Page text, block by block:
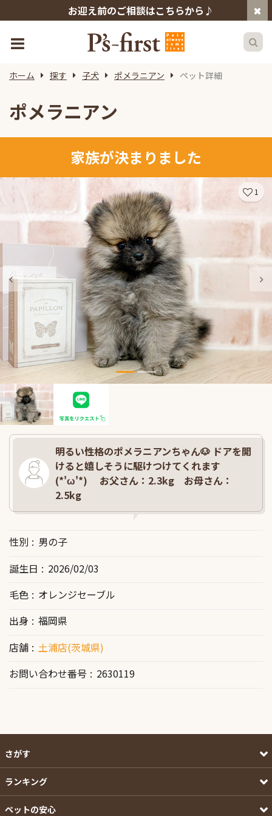
お迎え前のご相談はこちらから♪
ホーム 探す 子犬 ポメラニアン ペット詳細
ポメラニアン
家族が決まりました
1
明るい性格のポメラニアンちゃん🐶 ドアを開
けると嬉しそうに駆けつけてくれます
(*'ω'*) お父さん：2.3kg お母さん：
2.5kg
性別
男の子
誕生日
2026/02/03
毛色
オレンジセーブル
出身
福岡県
店舗
土浦店(茨城県)
お問い合わせ番号
2630119
さがす
ランキング
ペットの安心